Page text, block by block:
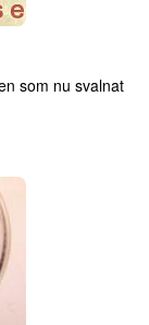
som nu svalnat